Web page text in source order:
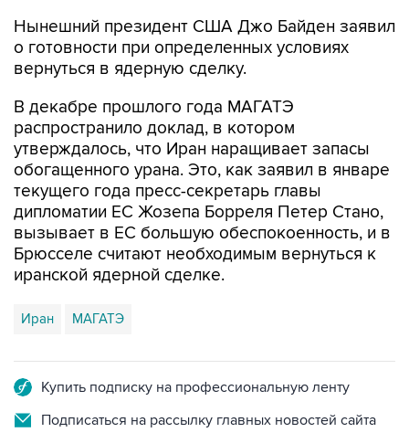
Нынешний президент США Джо Байден заявил
о готовности при определенных условиях
вернуться в ядерную сделку.
В декабре прошлого года МАГАТЭ
распространило доклад, в котором
утверждалось, что Иран наращивает запасы
обогащенного урана. Это, как заявил в январе
текущего года пресс-секретарь главы
дипломатии ЕС Жозепа Борреля Петер Стано,
вызывает в ЕС большую обеспокоенность, и в
Брюсселе считают необходимым вернуться к
иранской ядерной сделке.
Иран МАГАТЭ
Купить подписку на профессиональную ленту
Подписаться на рассылку главных новостей сайта